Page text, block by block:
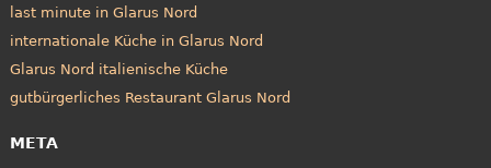
last minute in Glarus Nord
internationale Küche in Glarus Nord
Glarus Nord italienische Küche
gutbürgerliches Restaurant Glarus Nord
META